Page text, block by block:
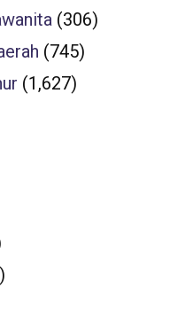
(306)
(745)
(1,627)